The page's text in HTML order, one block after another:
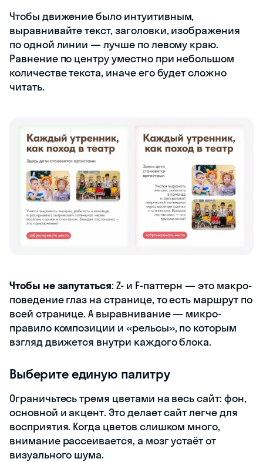
Чтобы движение было интуитивным,
выравнивайте текст, заголовки, изображения
по одной линии — лучше по левому краю.
Равнение по центру уместно при небольшом
количестве текста, иначе его будет сложно
читать.
Чтобы не запутаться: Z- и F-паттерн — это макро-
поведение глаз на странице, то есть маршрут по
всей странице. А выравнивание — микро-
правило композиции и «рельсы», по которым
взгляд движется внутри каждого блока.
Выберите единую палитру
Ограничьтесь тремя цветами на весь сайт: фон,
основной и акцент. Это делает сайт легче для
восприятия. Когда цветов слишком много,
внимание рассеивается, а мозг устаёт от
визуального шума.